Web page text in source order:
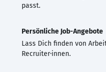
passt.
Persönliche Job-Angebote
Lass Dich finden von
Recruiter·innen.